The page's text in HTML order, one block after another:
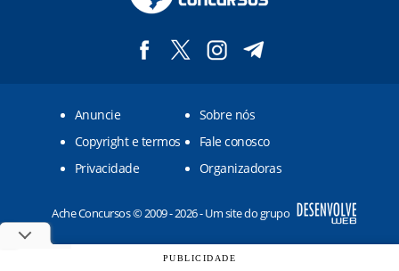
Anuncie
Sobre nós
Copyright e termos
Fale conosco
Privacidade
Organizadoras
Ache Concursos © 2009 - 2026 - Um site do grupo
PUBLICIDADE